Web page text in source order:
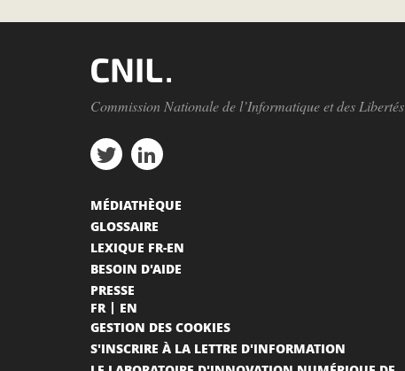
Commission Nationale de l’Informatique et des Libertés
MÉDIATHÈQUE
GLOSSAIRE
LEXIQUE FR-EN
BESOIN D'AIDE
PRESSE
FR
EN
GESTION DES COOKIES
S'INSCRIRE À LA LETTRE D'INFORMATION